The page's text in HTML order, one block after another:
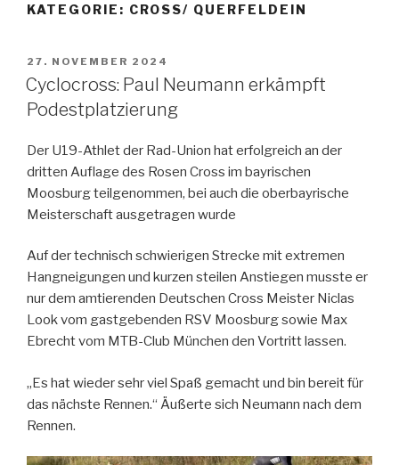
KATEGORIE: CROSS/ QUERFELDEIN
VERÖFFENTLICHT
AM
27. NOVEMBER 2024
Cyclocross: Paul Neumann erkämpft
Podestplatzierung
Der U19-Athlet der Rad-Union hat erfolgreich an der
dritten Auflage des Rosen Cross im bayrischen
Moosburg teilgenommen, bei auch die oberbayrische
Meisterschaft ausgetragen wurde
Auf der technisch schwierigen Strecke mit extremen
Hangneigungen und kurzen steilen Anstiegen musste er
nur dem amtierenden Deutschen Cross Meister Niclas
Look vom gastgebenden RSV Moosburg sowie Max
Ebrecht vom MTB-Club München den Vortritt lassen.
„Es hat wieder sehr viel Spaß gemacht und bin bereit für
das nächste Rennen.“ Äußerte sich Neumann nach dem
Rennen.